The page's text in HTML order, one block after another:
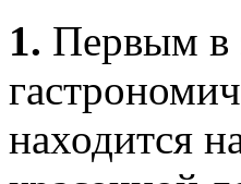
1. Первым в
находится